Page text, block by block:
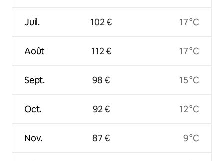
Juil.
Août
Sept.
Oct.
Nov.
102 €
112 €
98 €
92 €
87 €
17 °C
17 °C
15 °C
12 °C
9 °C